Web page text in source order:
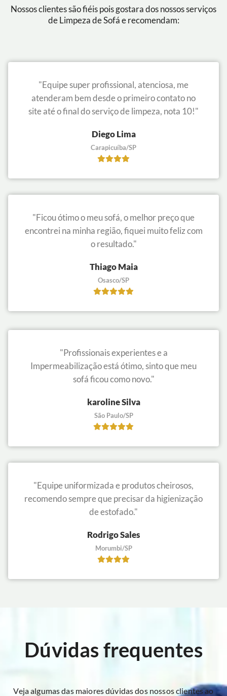
Nossos clientes são fiéis pois gostara dos nossos serviços
de Limpeza de Sofá e recomendam:
"Equipe super profissional, atenciosa, me
atenderam bem desde o primeiro contato no
site até o final do serviço de limpeza, nota 10!"
Diego Lima
Carapicuíba/SP
"Ficou ótimo o meu sofá, o melhor preço que
encontrei na minha região, fiquei muito feliz com
o resultado."
Thiago Maia
Osasco/SP
"Profissionais experientes e a
Impermeabilização está ótimo, sinto que meu
sofá ficou como novo."
karoline Silva
São Paulo/SP
"Equipe uniformizada e produtos cheirosos,
recomendo sempre que precisar da higienização
de estofado."
Rodrigo Sales
Morumbi/SP
Dúvidas frequentes
Veja algumas das maiores dúvidas dos nossos clientes ao